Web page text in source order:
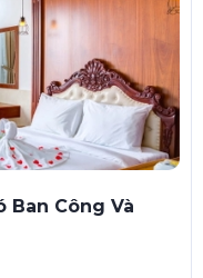
Ban Công Và